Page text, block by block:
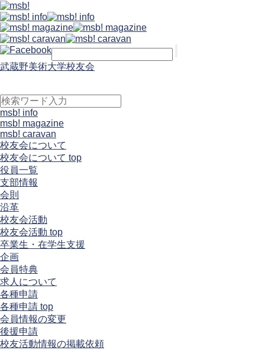
武蔵野美術大学校友会
msb! info
msb! magazine
msb! caravan
校友会について
校友会について top
役員一覧
支部情報
会則
沿革
校友会活動
校友会活動 top
卒業生・在学生支援
企画
会員特典
求人について
各種申請
各種申請 top
会員情報の変更
後援申請
校友活動情報の掲載依頼